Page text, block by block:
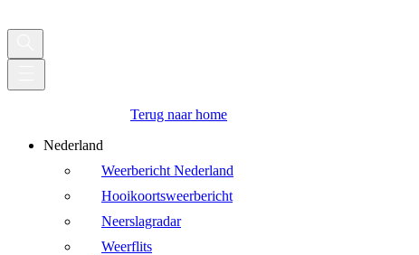
Terug naar home
Nederland
Weerbericht Nederland
Hooikoortsweerbericht
Neerslagradar
Weerflits